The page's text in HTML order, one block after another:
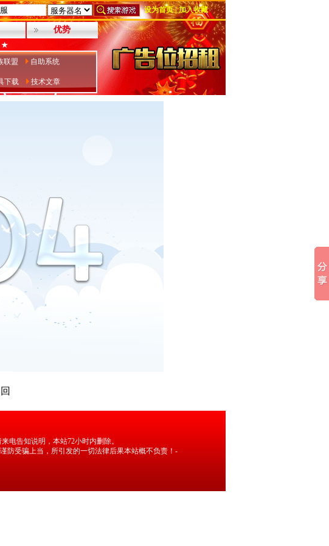
设为首页|加入收藏
优势
★
联盟 自助系统
下载 技术文章
电告知说明，本站72小时内删除。
防受骗上当，所引发的一切法律后果本站概不负责！-